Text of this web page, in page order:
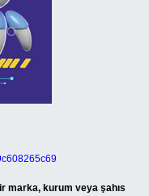
marka, kurum veya şahıs